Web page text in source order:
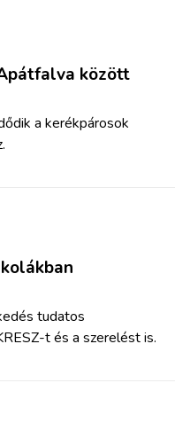
között
a kerékpárosok
tudatos
t és a szerelést is.